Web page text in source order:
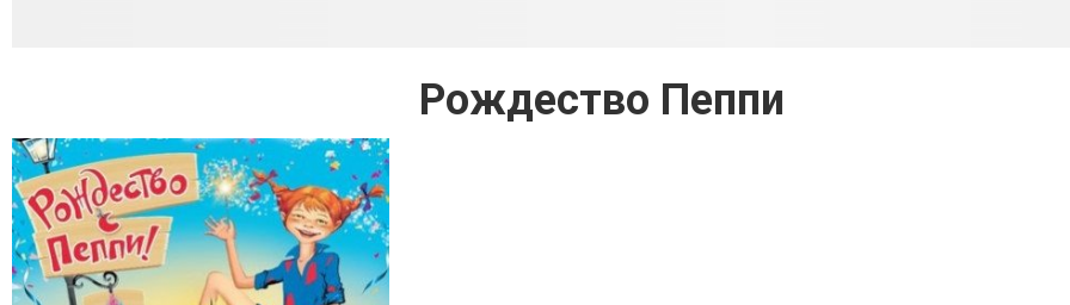
Рождество Пеппи